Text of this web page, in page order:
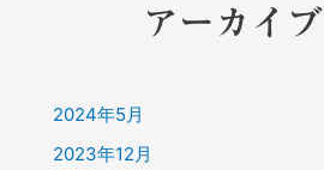
アーカイブ
2024年5月
2023年12月